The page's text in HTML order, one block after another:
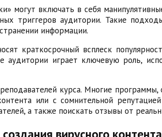
могут включать в себя
триггеров аудитории. Такие
информации.
краткосрочный всплеск
играет ключевую роль,
курса. Многие
или с сомнительной
а также поискать отзывы от
вирусного контента